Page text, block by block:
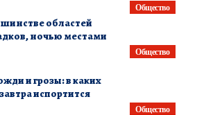
Общество
Общество
областей
ночью местами
Общество
и грозы: в каких
испортится